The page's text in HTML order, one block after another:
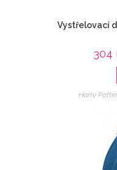
Vystřelovací
304
Harry Potter,